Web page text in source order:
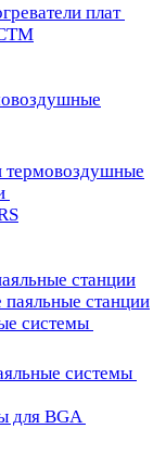
плат
термовоздушные
станции
станции
системы
системы
для BGA